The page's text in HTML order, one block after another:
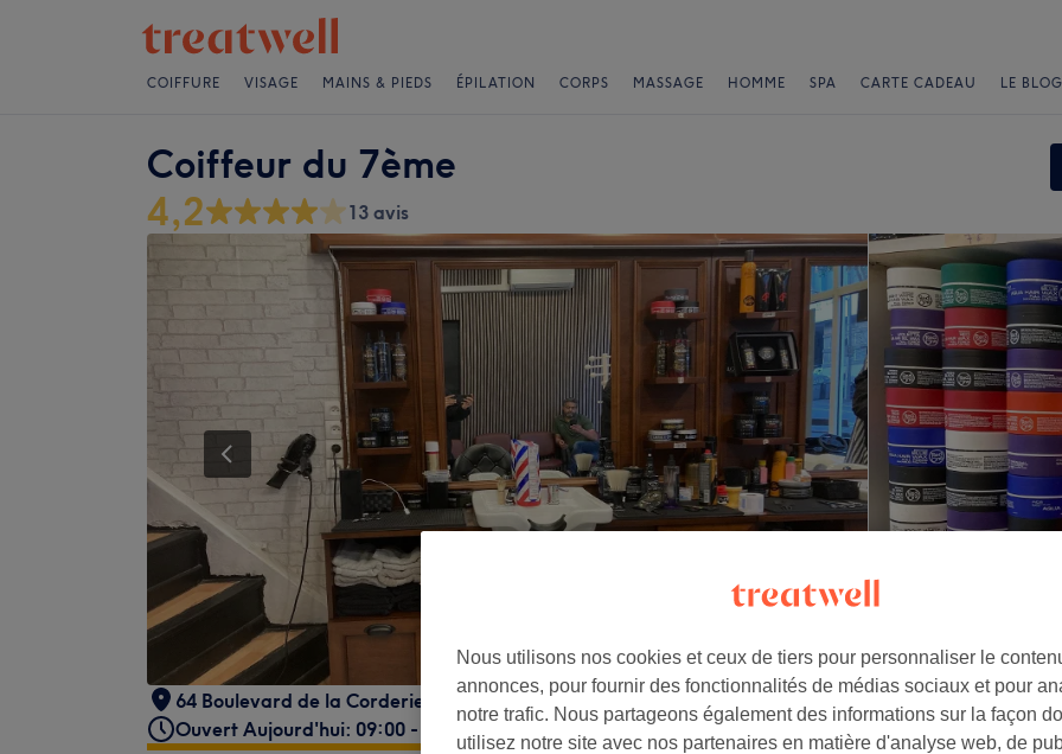
COIFFURE VISAGE MAINS & PIEDS ÉPILATION CORPS MASSAGE HOMME SPA CARTE CADEAU LE
Coiffeur du 7ème
4,2 13 avis
64 Boulevard de la Corderie Marseille, 13007
Ouvert Aujourd'hui: 09:00 - 19:00
Nous utilisons nos cookies et ceux de tiers pour personnaliser le
annonces, pour fournir des fonctionnalités de médias sociaux et pour
notre trafic. Nous partageons également des informations sur la façon
utilisez notre site avec nos partenaires en matière d'analyse web, de